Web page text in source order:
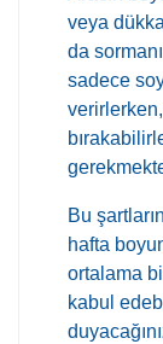
veya
da
sadece
Bu
hafta
ortalama
kabul